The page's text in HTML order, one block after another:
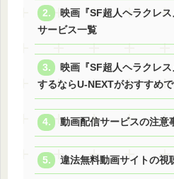
映画『SF超人ヘラクレ
サービス一覧
映画『SF超人ヘラクレ
するならU-NEXTがおすすめで
動画配信サービスの注意
違法無料動画サイトの視